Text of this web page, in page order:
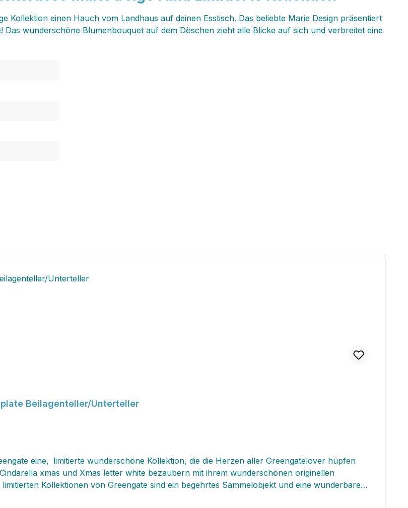
Kollektion einen Hauch vom Landhaus auf deinen Esstisch. Das beliebte Marie Design präsentiert
wunderschöne Blumenbouquet auf dem Döschen zieht alle Blicke auf sich und verbreitet eine
Beilagenteller/Unterteller
eine‚ limitierte wunderschöne Kollektion, die die Herzen aller Greengatelover hüpfen
xmas und Xmas letter white bezaubern mit ihrem wunderschönen originellen
Kollektionen von Greengate sind ein begehrtes Sammelobjekt und eine wunderbare